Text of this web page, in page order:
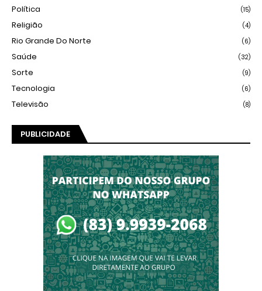
Política (15)
Religião (4)
Rio Grande Do Norte (6)
Saúde (32)
Sorte (9)
Tecnologia (6)
Televisão (8)
PUBLICIDADE